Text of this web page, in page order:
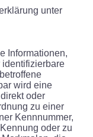
unter
Informationen,
wird eine
oder
zu einer
Kennnummer,
oder zu